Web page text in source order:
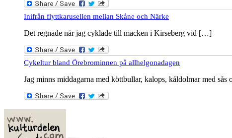
Inifrån flyttkarusellen mellan Skåne och Närke
Det regnade när jag cyklade till macken i Kirseberg vid […]
Cykeltur bland Örebrominnen på allhelgonadagen
Jag minns middagarna med köttbullar, kalops, kåldolmar med